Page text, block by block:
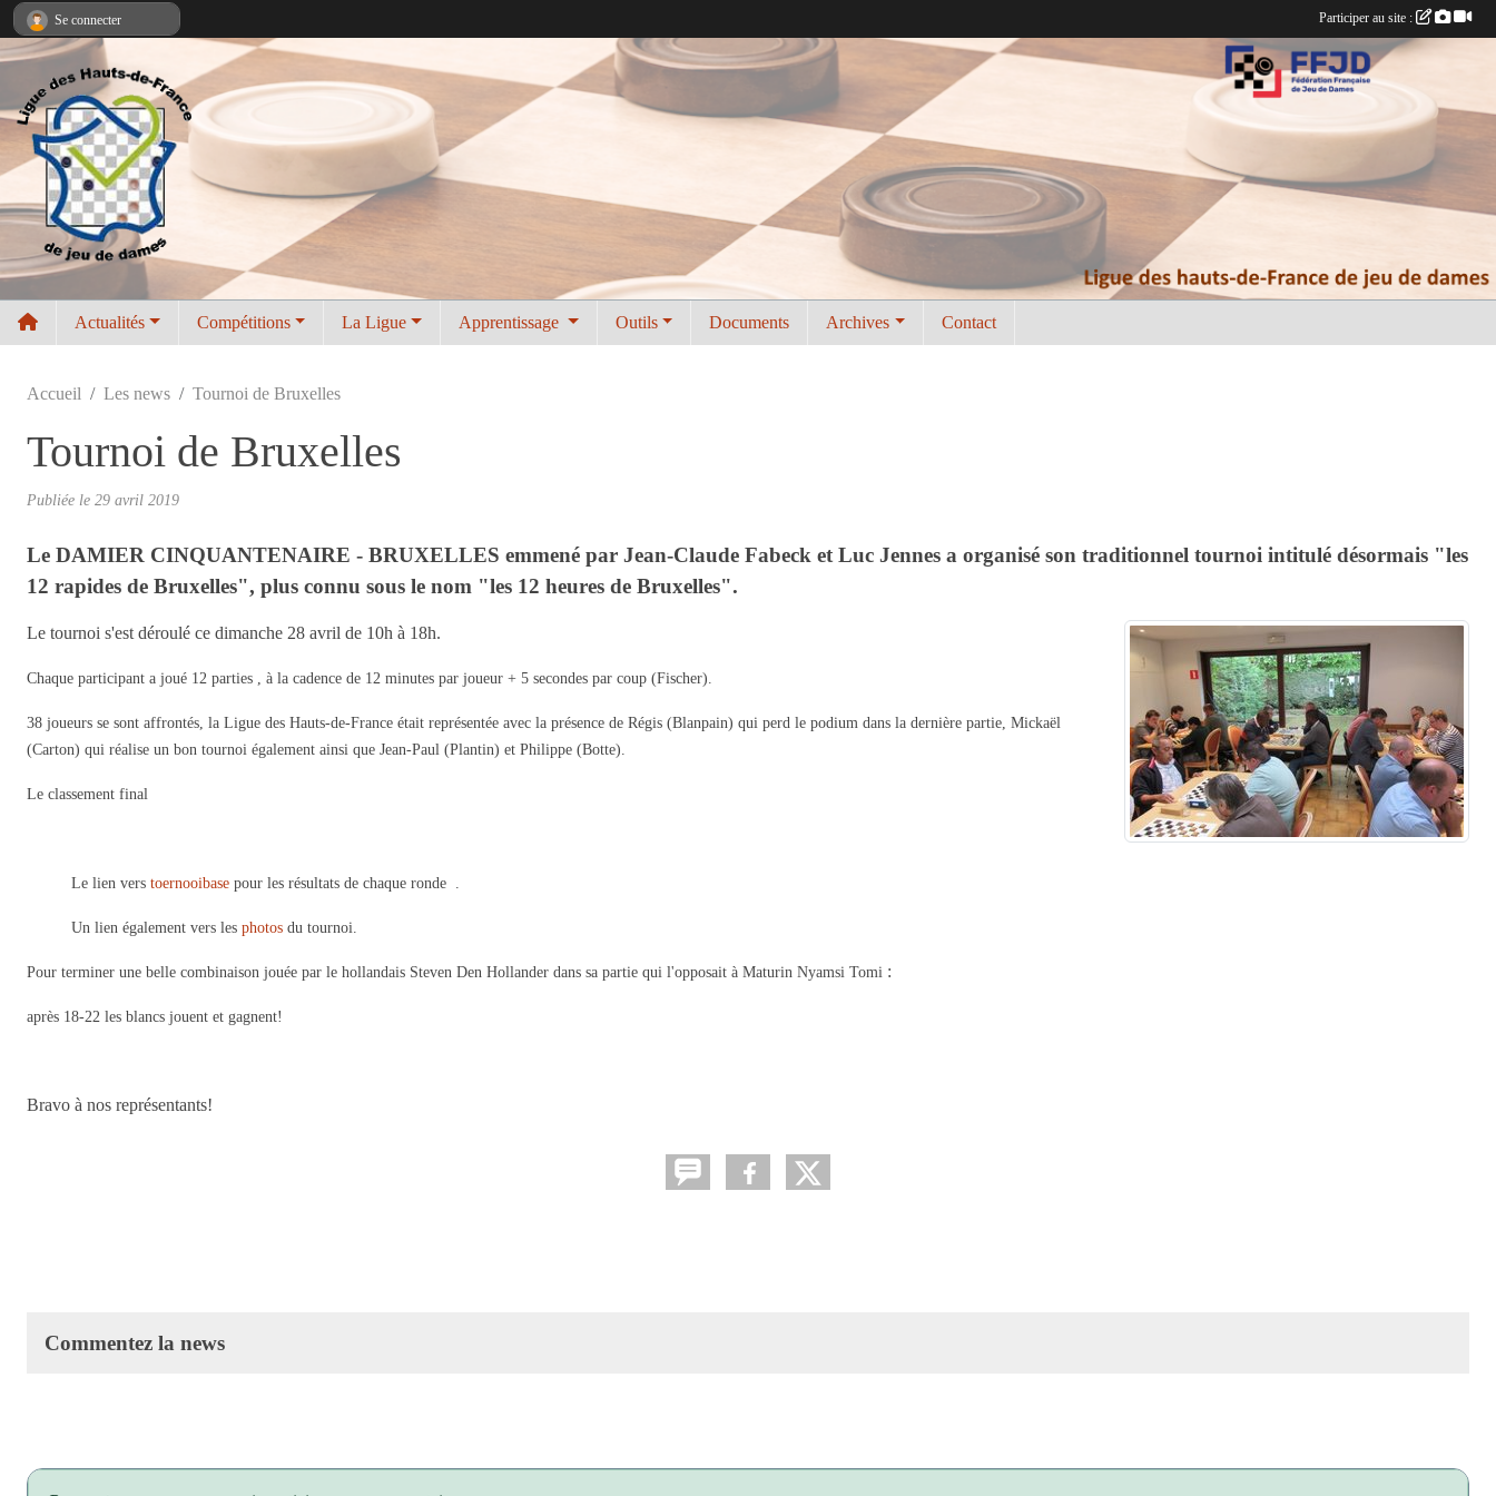
Actualités Compétitions La Ligue Apprentissage Outils Documents Archives Contact
Accueil Les news Tournoi de Bruxelles
Tournoi de Bruxelles
Publiée le 29 avril 2019
Le DAMIER CINQUANTENAIRE - BRUXELLES emmené par Jean-Claude Fabeck et Luc Jennes a organisé son traditionnel tournoi intitulé désormais "les
12 rapides de Bruxelles", plus connu sous le nom "les 12 heures de Bruxelles".
Le tournoi s'est déroulé ce dimanche 28 avril de 10h à 18h.
Chaque participant a joué 12 parties , à la cadence de 12 minutes par joueur + 5 secondes par coup (Fischer).
38 joueurs se sont affrontés, la Ligue des Hauts-de-France était représentée avec la présence de Régis (Blanpain) qui perd le podium dans la dernière partie, Mickaël
(Carton) qui réalise un bon tournoi également ainsi que Jean-Paul (Plantin) et Philippe (Botte).
Le classement final
Le lien vers toernooibase pour les résultats de chaque ronde .
Un lien également vers les photos du tournoi.
Pour terminer une belle combinaison jouée par le hollandais Steven Den Hollander dans sa partie qui l'opposait à Maturin Nyamsi Tomi :
après 18-22 les blancs jouent et gagnent!
Bravo à nos représentants!
Commentez la news
Se connecter Participer au site :
Panneau de gestion des cookies